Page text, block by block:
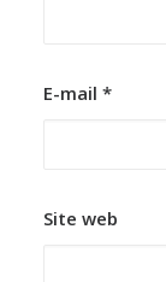
E-mail *
Site web